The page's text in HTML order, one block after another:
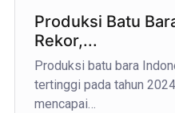
Produksi Batu
Rekor,...
Produksi batu bara
tertinggi pada tahun
mencapai…